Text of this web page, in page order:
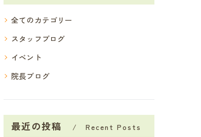
全てのカテゴリー
スタッフブログ
イベント
院長ブログ
最近の投稿 Recent Posts